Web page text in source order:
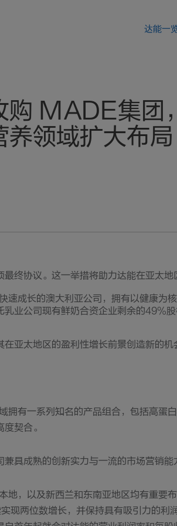
达能一
购 MADE集团
养领域扩大布局
终协议。这一举措将助力达能在亚太
成长的澳大利亚公司，拥有以健康为核
业公司现有鲜奶合资企业剩余的49%股
亚太地区的盈利性增长前景创造新的机
拥有一系列知名的产品组合，包括高蛋
契合。
具成熟的创新实力与一流的市场营销能
地，以及新西兰和东南亚地区均有重要
现两位数增长，并保持具有吸引力的